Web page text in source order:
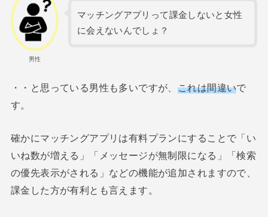
男性
マッチングアプリって課金しないと女性
に会えないんでしょ？
・・と思っている男性も多いですが、 これは間違いで
す。
確かにマッチングアプリは有料プランにすることで「い
いね数が増える」「メッセージが無制限になる」「検索
の優先表示がされる」などの機能が追加されますので、
課金した方が有利とも言えます。